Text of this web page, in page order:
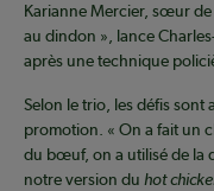
Karianne Mercier, sœur de
au dindon », lance
après une technique
Selon le trio, les défis sont
promotion. « On a fait un
du bœuf, on a utilisé de la
notre version du hot